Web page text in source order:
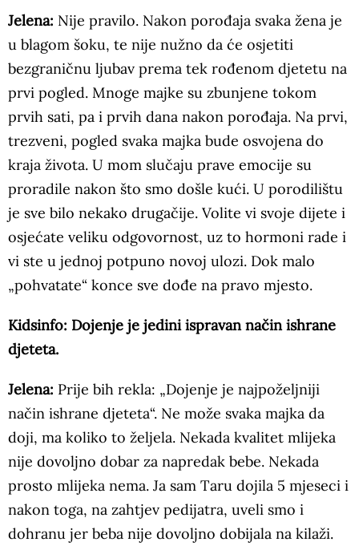
Jelena: Nije pravilo. Nakon porođaja svaka žena je
u blagom šoku, te nije nužno da će osjetiti
bezgraničnu ljubav prema tek rođenom djetetu na
prvi pogled. Mnoge majke su zbunjene tokom
prvih sati, pa i prvih dana nakon porođaja. Na prvi,
trezveni, pogled svaka majka bude osvojena do
kraja života. U mom slučaju prave emocije su
proradile nakon što smo došle kući. U porodilištu
je sve bilo nekako drugačije. Volite vi svoje dijete i
osjećate veliku odgovornost, uz to hormoni rade i
vi ste u jednoj potpuno novoj ulozi. Dok malo
„pohvatate“ konce sve dođe na pravo mjesto.
Kidsinfo: Dojenje je jedini ispravan način ishrane
djeteta.
Jelena: Prije bih rekla: „Dojenje je najpoželjniji
način ishrane djeteta“. Ne može svaka majka da
doji, ma koliko to željela. Nekada kvalitet mlijeka
nije dovoljno dobar za napredak bebe. Nekada
prosto mlijeka nema. Ja sam Taru dojila 5 mjeseci i
nakon toga, na zahtjev pedijatra, uveli smo i
dohranu jer beba nije dovoljno dobijala na kilaži.